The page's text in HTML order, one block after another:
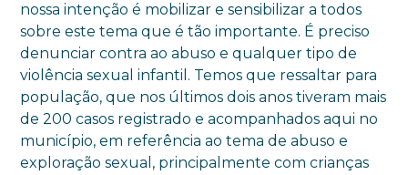
nossa intenção é mobilizar e sensibilizar a todos
sobre este tema que é tão importante. É preciso
denunciar contra ao abuso e qualquer tipo de
violência sexual infantil. Temos que ressaltar para
população, que nos últimos dois anos tiveram mais
de 200 casos registrado e acompanhados aqui no
município, em referência ao tema de abuso e
exploração sexual, principalmente com crianças